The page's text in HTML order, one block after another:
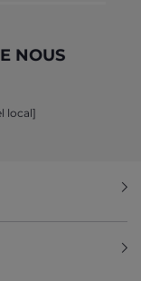
NOUS
local]